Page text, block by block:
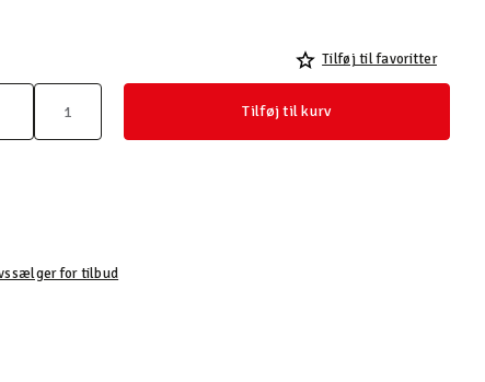
Tilføj til favoritter
Tilføj til kurv
for tilbud